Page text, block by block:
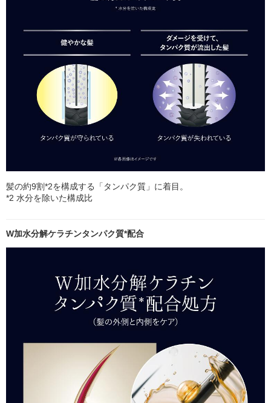
髪の約9割*2を構成する「タンパク質」に着目。
*2 水分を除いた構成比
W加水分解ケラチンタンパク質*配合